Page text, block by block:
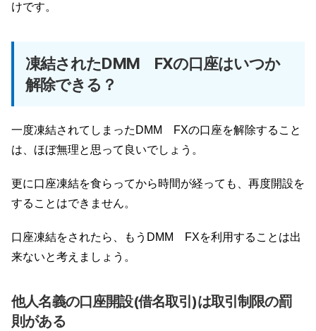
けです。
凍結されたDMM FXの口座はいつか
解除できる？
一度凍結されてしまったDMM FXの口座を解除すること
は、ほぼ無理と思って良いでしょう。
更に口座凍結を食らってから時間が経っても、再度開設を
することはできません。
口座凍結をされたら、もうDMM FXを利用することは出
来ないと考えましょう。
他人名義の口座開設(借名取引)は取引制限の罰
則がある